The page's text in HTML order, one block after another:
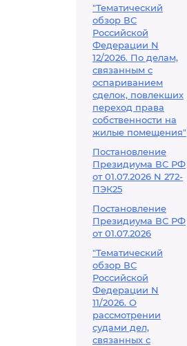
"Тематический
обзор ВС
Российской
Федерации N
12/2026. По делам,
связанным с
оспариванием
сделок, повлекших
переход права
собственности на
жилые помещения"
Постановление
Президиума ВС РФ
от 01.07.2026 N 272-
ПЭК25
Постановление
Президиума ВС РФ
от 01.07.2026
"Тематический
обзор ВС
Российской
Федерации N
11/2026. О
рассмотрении
судами дел,
связанных с